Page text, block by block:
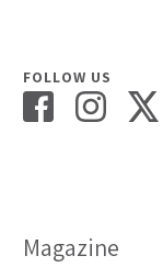
FOLLOW US
Magazine